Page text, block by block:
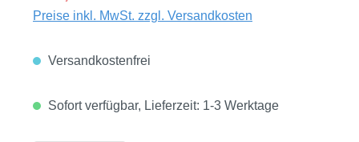
Preise inkl. MwSt. zzgl. Versandkosten
Versandkostenfrei
Sofort verfügbar, Lieferzeit: 1-3 Werktage